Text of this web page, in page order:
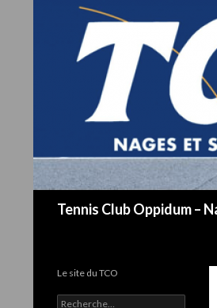
Tennis Club Oppidum –
Le site du TCO
R